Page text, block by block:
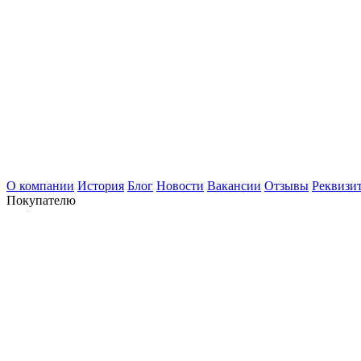
О компании История Блог Новости Вакансии Отзывы
Покупателю